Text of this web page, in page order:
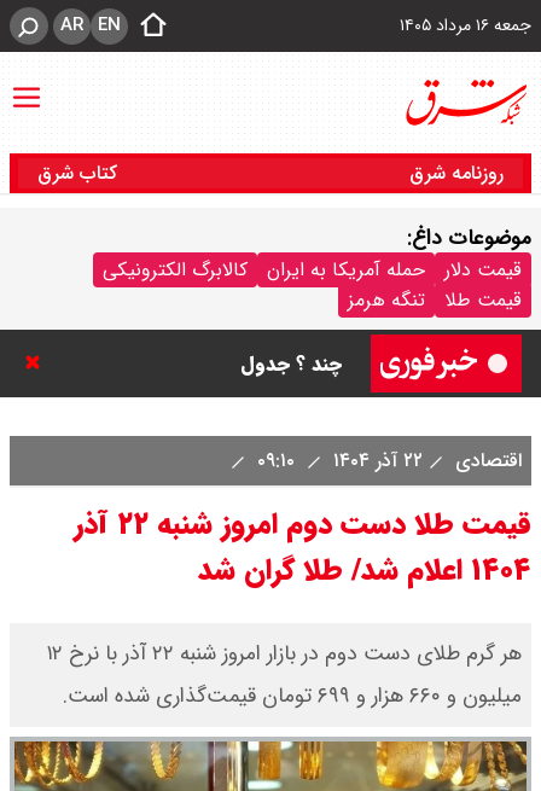
جمعه ۱۶ مرداد ۱۴۰۵ EN
AR
روزنامه شرق کتاب شرق
موضوعات داغ:
قیمت دلار حمله آمریکا به ایران
کالابرگ الکترونیکی
قیمت طلا
تنگه هرمز
چند ؟ جدول
به تنگه هرمز را کلید زدند + جزییات
اقتصادی ۲۲ آذر ۱۴۰۴
قیمت طلا دست دوم امروز شنبه ۲۲ آذر
۱۴۰۴ اعلام شد/ طلا گران شد
هر گرم طلای دست دوم در بازار امروز شنبه ۲۲ آذر با نرخ ۱۲
میلیون و ۶۶۰ هزار و ۶۹۹ تومان قیمت‌گذاری شده است.